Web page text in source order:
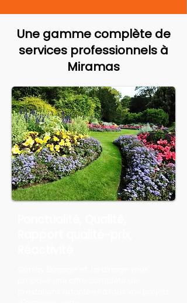
Une gamme complète de
services professionnels à
Miramas